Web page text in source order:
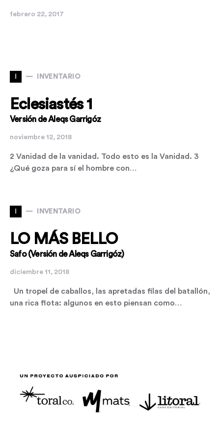
febrero 22, 2017
I INVENTARIO
Eclesiastés 1
Versión de Aleqs Garrigóz
noviembre 12, 2018
2 Vanidad de la vanidad. Todo esto es la Vanidad. 3
¿Qué goza para sí el hombre con…
I INVENTARIO
LO MÁS BELLO
Safo (Versión de Aleqs Garrigóz)
diciembre 11, 2018
Un tropel de caballos, las apretadas filas del batallón,
una rica flota: algunos en esto piensan como…